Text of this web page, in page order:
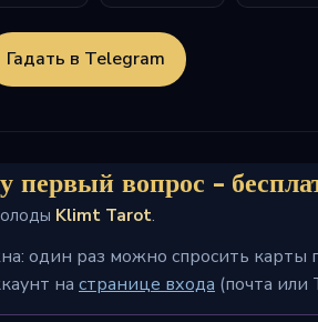
Гадать в Telegram
первый вопрос -
Klimt Tarot.
один раз можно спросить
на странице входа (почта или